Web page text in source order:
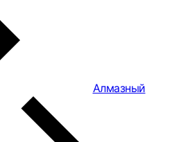
Алмазный